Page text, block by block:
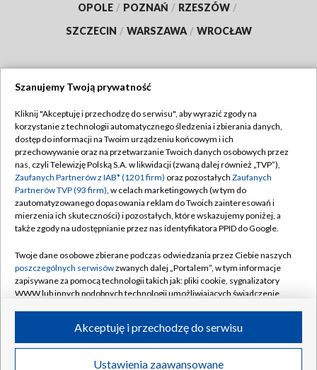
OPOLE / POZNAŃ / RZESZÓW /
SZCZECIN / WARSZAWA / WROCŁAW
TVP
Abonament TVP
Emisja w TVP
Centrum informacji TVP
Naziemna Telewizja Cyfrowa
Rada Programowa
System NOS
Informacje o nadawcy
Program dla prasy
Regulamin TVP
Polityka prywatności
Moje zgody
Pomoc
Kontakt
Kanały
©2026 Telewizja Polska S.A. w likwidacji
Szanujemy Twoją prywatność
Kliknij "Akceptuję i przechodzę do serwisu", aby wyrazić zgody na
korzystanie z technologii automatycznego śledzenia i zbierania danych,
dostęp do informacji na Twoim urządzeniu końcowym i ich
przechowywanie oraz na przetwarzanie Twoich danych osobowych przez
nas, czyli Telewizję Polską S.A. w likwidacji (zwaną dalej również „TVP”),
Zaufanych Partnerów z IAB* (1201 firm) oraz pozostałych Zaufanych
Partnerów TVP (93 firm), w celach marketingowych (w tym do
zautomatyzowanego dopasowania reklam do Twoich zainteresowań i
mierzenia ich skuteczności) i pozostałych, które wskazujemy poniżej, a
także zgody na udostępnianie przez nas identyfikatora PPID do Google.
Twoje dane osobowe zbierane podczas odwiedzania przez Ciebie naszych
poszczególnych serwisówzwanych dalej „Portalem”, w tym informacje
zapisywane za pomocą technologii takich jak: pliki cookie, sygnalizatory
WWW lub innych podobnych technologii umożliwiających świadczenie
ruchu w Internecie.
Twoje dane osobowe zbierane podczas odwiedzania przez Ciebie
Ustawienia zaawansowane
Akceptuję i przechodzę do serwisu